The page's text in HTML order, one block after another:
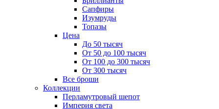
Сапфиры
Изумруды
Топазы
Цена
До 50 тысяч
От 50 до 100 тысяч
От 100 до 300 тысяч
От 300 тысяч
Все броши
Коллекции
Перламутровый шепот
Империя света